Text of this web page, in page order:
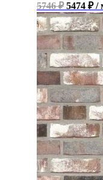
5746 ₽5474 ₽ /